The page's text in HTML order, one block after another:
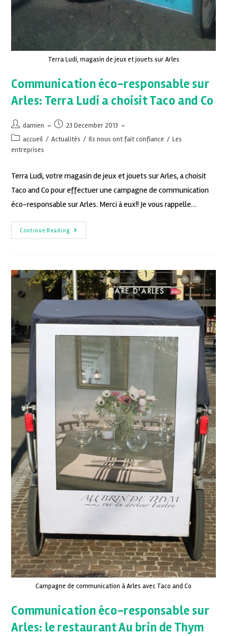
Terra Ludi, magasin de jeux et jouets sur Arles
Communication éco-responsable sur
Arles: Terra Ludi a choisit Taco and Co
damien
23 December 2013
accueil / Actualités / Ils nous ont fait confiance / Les
entreprises
Terra Ludi, votre magasin de jeux et jouets sur Arles, a choisit
Taco and Co pour effectuer une campagne de communication
éco-responsable sur Arles. Merci à eux!! Je vous rappelle…
Continue Reading
Campagne de communication à Arles avec Taco and Co
Communication éco-responsable sur
Arles: le restaurant Au brin de Thym